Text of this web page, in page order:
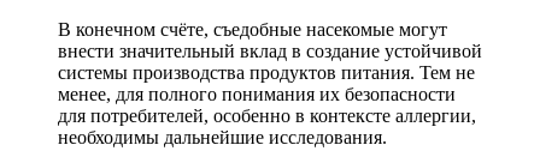
В конечном счёте, съедобные насекомые могут
внести значительный вклад в создание устойчивой
системы производства продуктов питания. Тем не
менее, для полного понимания их безопасности
для потребителей, особенно в контексте аллергии,
необходимы дальнейшие исследования.